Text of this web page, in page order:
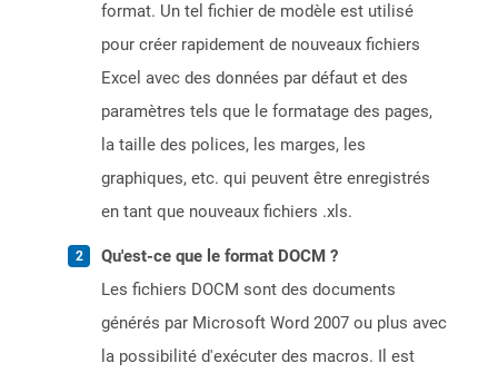
format. Un tel fichier de modèle est utilisé
pour créer rapidement de nouveaux fichiers
Excel avec des données par défaut et des
paramètres tels que le formatage des pages,
la taille des polices, les marges, les
graphiques, etc. qui peuvent être enregistrés
en tant que nouveaux fichiers .xls.
Qu'est-ce que le format DOCM ?
Les fichiers DOCM sont des documents
générés par Microsoft Word 2007 ou plus avec
la possibilité d'exécuter des macros. Il est